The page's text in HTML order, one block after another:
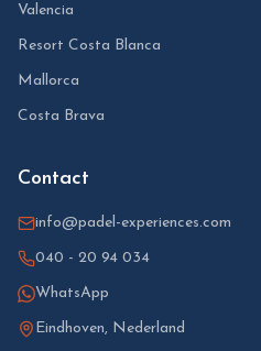
Valencia
Resort Costa Blanca
Mallorca
Costa Brava
Contact
info@padel-experiences.com
040 - 20 94 034
WhatsApp
Eindhoven, Nederland